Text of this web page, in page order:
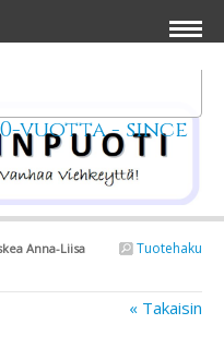
vuotta - since
Tuotehaku
Anna-Liisa
« Takaisin